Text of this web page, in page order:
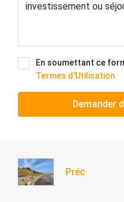
En soumettant ce
Termes d'Utilisation
Demander
Préc